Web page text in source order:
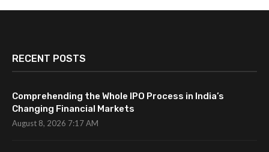
RECENT POSTS
Comprehending the Whole IPO Process in India’s
Changing Financial Markets
August 8, 2026 7:17 AM